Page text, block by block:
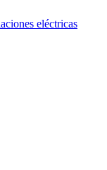
eléctricas